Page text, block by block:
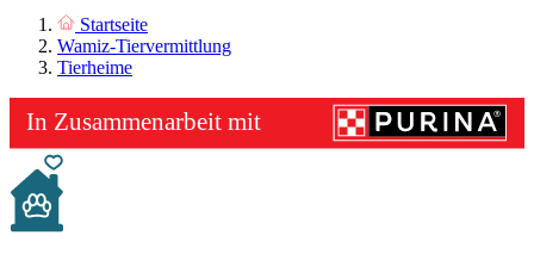
Startseite
Wamiz-Tiervermittlung
Tierheime